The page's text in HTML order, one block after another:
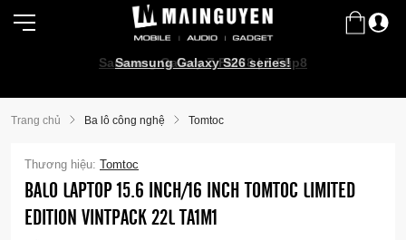
Samsung Galaxy S26 series!
Samsung Galaxy Z Fold8 | Z Flip8
Trang chủ Ba lô công nghệ Tomtoc
Thương hiệu: Tomtoc
BALO LAPTOP 15.6 INCH/16 INCH TOMTOC LIMITED
EDITION VINTPACK 22L TA1M1